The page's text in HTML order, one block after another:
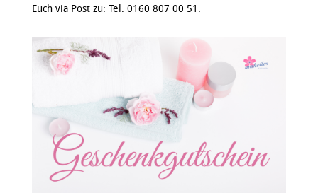
Euch via Post zu: Tel. 0160 807 00 51.